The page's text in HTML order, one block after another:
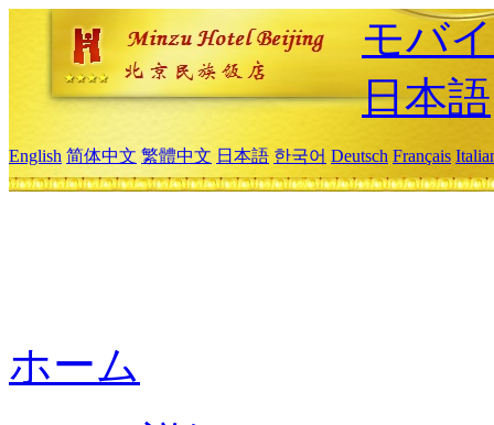
モバ
日本語
English 简体中文 繁體中文 日本語 한국어 Deutsch Français
ホーム